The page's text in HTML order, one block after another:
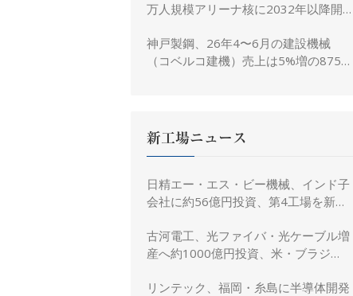
万人規模アリーナ核に2032年以降開
神戸製鋼、26年4〜6月の建設機械
（コベルコ建機）売上は5%増の875億
新工場ニュース
日精エー・エス・ビー機械、インド子
会社に約56億円投資、第4工場を新設
古河電工、光ファイバ・光ケーブル増
産へ約1000億円投資、米・ブラジ
リンテック、福岡・糸島に半導体開発